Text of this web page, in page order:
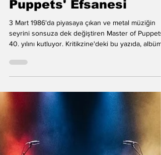
Ateş Yurttaş
3 Mar
Metallica’nın 'Master of
3 Mart 1986'da piyasaya çıkan ve metal müziğin
seyrini sonsuza dek değiştiren Master of Puppets